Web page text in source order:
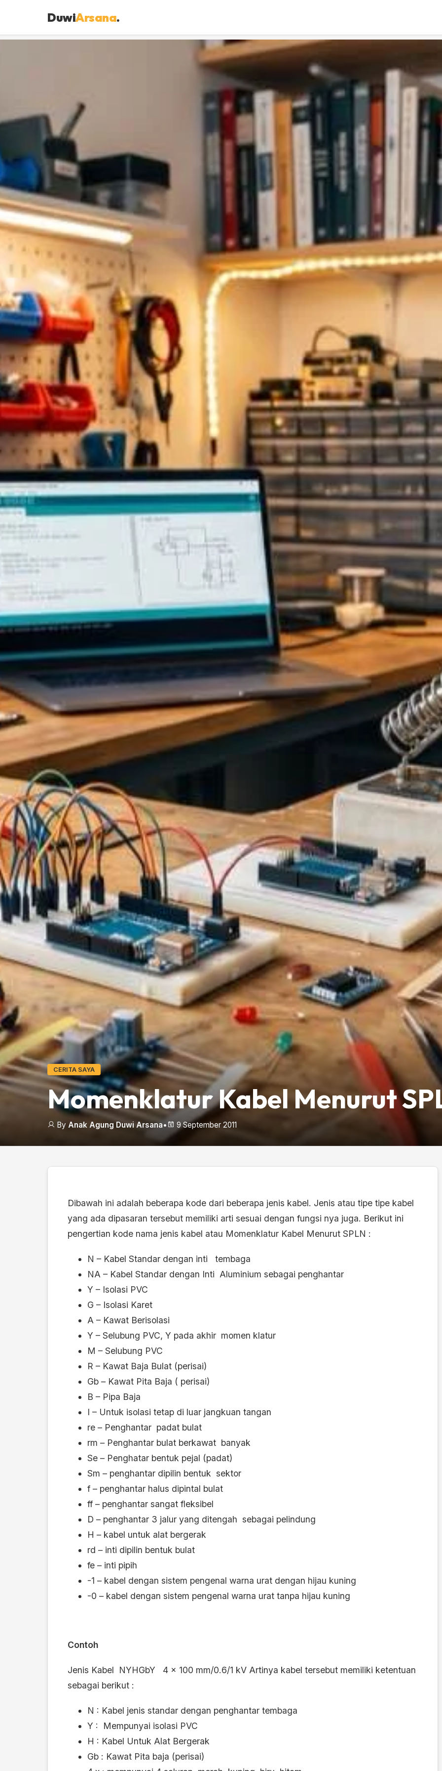
DuwiArsana.
CERITA SAYA
Momenklatur Kabel Menurut
By Anak Agung Duwi Arsana• 9 September 2011
Dibawah ini adalah beberapa kode dari beberapa jenis kabel. Jenis atau tipe tipe kabel
yang ada dipasaran tersebut memiliki arti sesuai dengan fungsi nya juga. Berikut ini
pengertian kode nama jenis kabel atau Momenklatur Kabel Menurut SPLN :
N – Kabel Standar dengan inti tembaga
NA – Kabel Standar dengan Inti Aluminium sebagai penghantar
Y – Isolasi PVC
G – Isolasi Karet
A – Kawat Berisolasi
Y – Selubung PVC, Y pada akhir momen klatur
M – Selubung PVC
R – Kawat Baja Bulat (perisai)
Gb – Kawat Pita Baja ( perisai)
B – Pipa Baja
I – Untuk isolasi tetap di luar jangkuan tangan
re – Penghantar padat bulat
rm – Penghantar bulat berkawat banyak
Se – Penghatar bentuk pejal (padat)
Sm – penghantar dipilin bentuk sektor
f – penghantar halus dipintal bulat
ff – penghantar sangat fleksibel
D – penghantar 3 jalur yang ditengah sebagai pelindung
H – kabel untuk alat bergerak
rd – inti dipilin bentuk bulat
fe – inti pipih
-1 – kabel dengan sistem pengenal warna urat dengan hijau kuning
-0 – kabel dengan sistem pengenal warna urat tanpa hijau kuning
Contoh
Jenis Kabel NYHGbY 4 x 100 mm/0.6/1 kV Artinya kabel tersebut memiliki ketentuan
sebagai berikut :
N : Kabel jenis standar dengan penghantar tembaga
Y : Mempunyai isolasi PVC
H : Kabel Untuk Alat Bergerak
Gb : Kawat Pita baja (perisai)